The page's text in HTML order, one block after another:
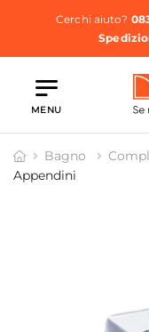
Cerchi aiuto?
MENU
Bagno
Appendini